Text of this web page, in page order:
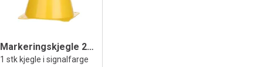
Markeringskjegle 23 cm | Gul
1 stk kjegle i signalfarge